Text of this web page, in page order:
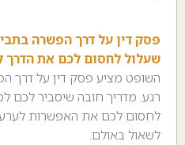
פסק דין על דרך הפשרה
שעלול לחסום לכם את הדרך
השופט מציע פסק דין על דרך
רגע. מדריך חובה שיסביר לכם
לחסום לכם את האפשרות
לשאול באולם.